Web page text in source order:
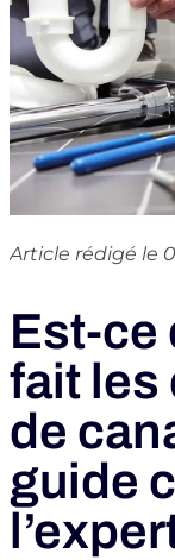
Article rédigé le
Est-ce
fait les
de
guide